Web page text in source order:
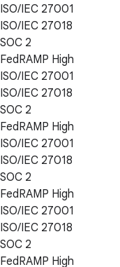
ISO/IEC 27001
ISO/IEC 27018
SOC 2
FedRAMP High
ISO/IEC 27001
ISO/IEC 27018
SOC 2
FedRAMP High
ISO/IEC 27001
ISO/IEC 27018
SOC 2
FedRAMP High
ISO/IEC 27001
ISO/IEC 27018
SOC 2
FedRAMP High